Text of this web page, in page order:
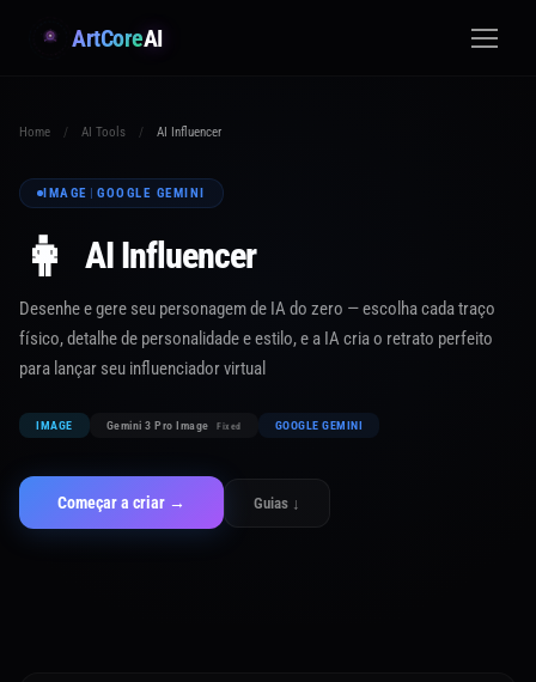
ArtCoreAI
Home / AI Tools / AI Influencer
IMAGE | GOOGLE GEMINI
👩 AI Influencer
Desenhe e gere seu personagem de IA do zero — escolha cada traço
físico, detalhe de personalidade e estilo, e a IA cria o retrato perfeito
para lançar seu influenciador virtual
IMAGE Gemini 3 Pro Image Fixed GOOGLE GEMINI
Começar a criar → Guias ↓